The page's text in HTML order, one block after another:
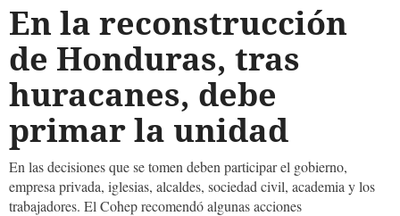
En la reconstrucción
de Honduras, tras
huracanes, debe
primar la unidad
En las decisiones que se tomen deben participar el gobierno,
empresa privada, iglesias, alcaldes, sociedad civil, academia y los
trabajadores. El Cohep recomendó algunas acciones